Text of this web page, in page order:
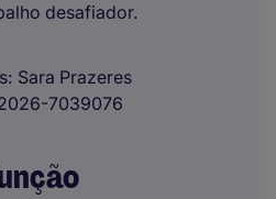
desafiador.
Sara Prazeres
7039076